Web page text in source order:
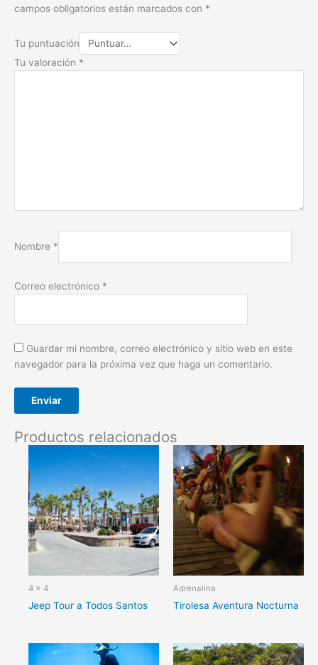
campos obligatorios están marcados con *
Tu puntuación
Tu valoración *
Nombre *
Correo electrónico *
Guardar mi nombre, correo electrónico y sitio web en este
navegador para la próxima vez que haga un comentario.
Productos relacionados
4 x 4
Jeep Tour a Todos Santos
Adrenalina
Tirolesa Aventura Nocturna